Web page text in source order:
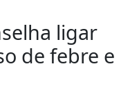
ligar
de febre e